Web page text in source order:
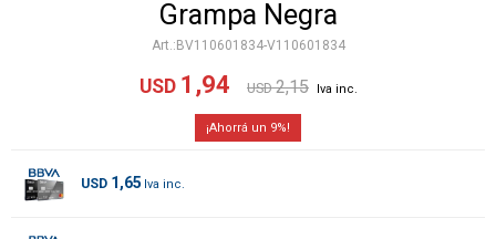
Grampa Negra
BV110601834-V110601834
USD 1,94 USD 2,15
9
USD 1,65